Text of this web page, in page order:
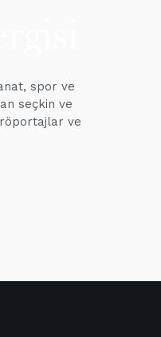
spor ve
seçkin ve
ve